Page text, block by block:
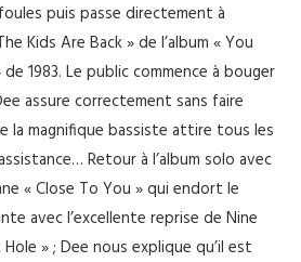
puis passe directement à
Kids Are Back » de l’album « You
de 1983. Le public commence à bouger
assure correctement sans faire
la magnifique bassiste attire tous les
Retour à l’album solo avec
« Close To You » qui endort le
avec l’excellente reprise de Nine
» ; Dee nous explique qu’il est